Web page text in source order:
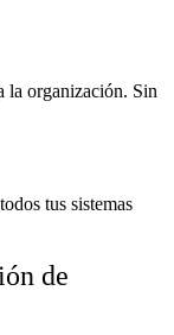
la organización. Sin
tus sistemas
de